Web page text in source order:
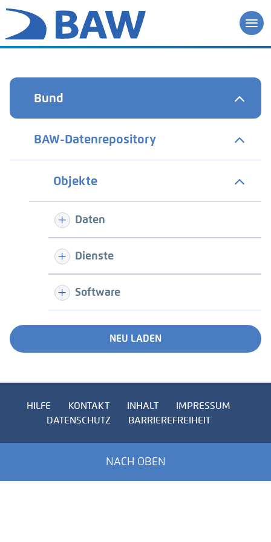
Bund
BAW-Datenrepository
Objekte
Daten
Dienste
Software
NEU LADEN
HILFE KONTAKT INHALT
IMPRESSUM
DATENSCHUTZ
BARRIEREFREIHEIT
NACH OBEN